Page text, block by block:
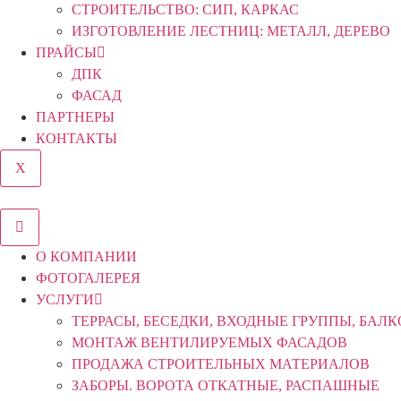
СТРОИТЕЛЬСТВО: СИП, КАРКАС
ИЗГОТОВЛЕНИЕ ЛЕСТНИЦ: МЕТАЛЛ, ДЕРЕВО
ПРАЙСЫ
ДПК
ФАСАД
ПАРТНЕРЫ
КОНТАКТЫ
X
О КОМПАНИИ
ФОТОГАЛЕРЕЯ
УСЛУГИ
ТЕРРАСЫ, БЕСЕДКИ, ВХОДНЫЕ ГРУППЫ,
МОНТАЖ ВЕНТИЛИРУЕМЫХ ФАСАДОВ
ПРОДАЖА СТРОИТЕЛЬНЫХ МАТЕРИАЛОВ
ЗАБОРЫ. ВОРОТА ОТКАТНЫЕ, РАСПАШНЫЕ